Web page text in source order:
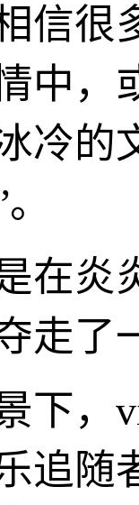
信很
中，
冷
在炎
走了
下，
追随